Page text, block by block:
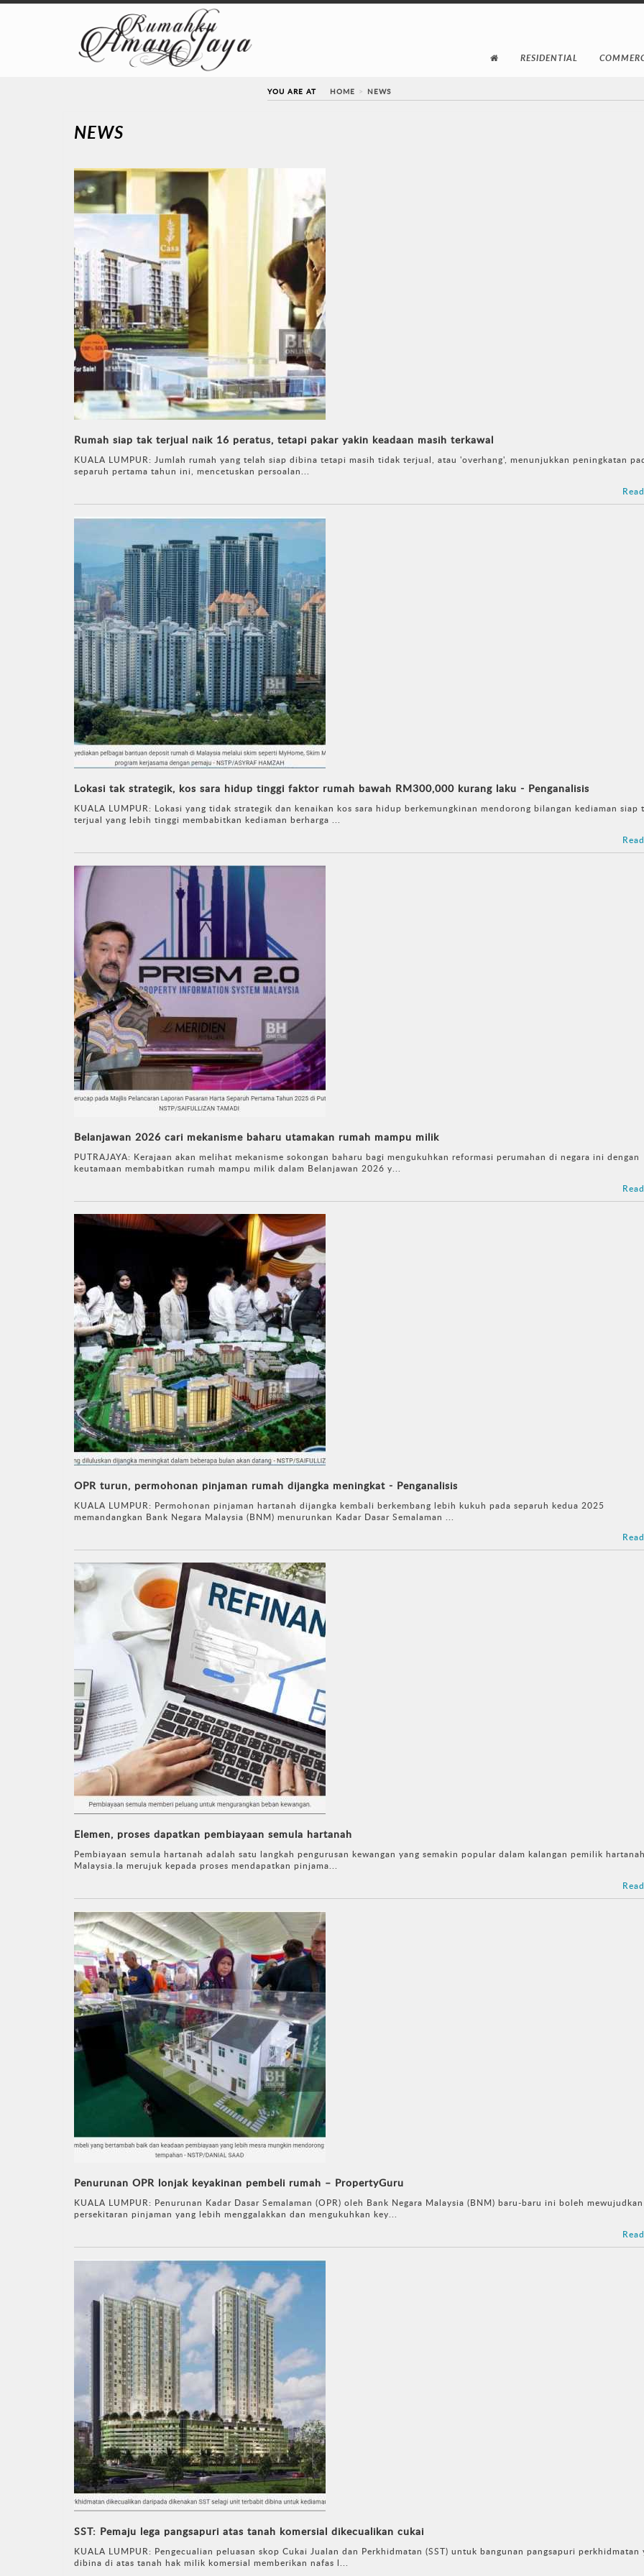
RESIDENTIAL
YOU ARE AT HOME NEWS
NEWS
Rumah siap tak terjual naik 16 peratus, tetapi pakar yakin keadaan masih terkawal
KUALA LUMPUR: Jumlah rumah yang telah siap dibina tetapi masih tidak terjual, atau 'overhang', menunjukkan peningkatan
separuh pertama tahun ini, mencetuskan persoalan...
Lokasi tak strategik, kos sara hidup tinggi faktor rumah bawah RM300,000 kurang laku - Penganalisis
KUALA LUMPUR: Lokasi yang tidak strategik dan kenaikan kos sara hidup berkemungkinan mendorong bilangan kediaman siap
terjual yang lebih tinggi membabitkan kediaman berharga ...
Belanjawan 2026 cari mekanisme baharu utamakan rumah mampu milik
PUTRAJAYA: Kerajaan akan melihat mekanisme sokongan baharu bagi mengukuhkan reformasi perumahan di negara ini dengan
keutamaan membabitkan rumah mampu milik dalam Belanjawan 2026 y...
OPR turun, permohonan pinjaman rumah dijangka meningkat - Penganalisis
KUALA LUMPUR: Permohonan pinjaman hartanah dijangka kembali berkembang lebih kukuh pada separuh kedua 2025
memandangkan Bank Negara Malaysia (BNM) menurunkan Kadar Dasar Semalaman ...
Elemen, proses dapatkan pembiayaan semula hartanah
Pembiayaan semula hartanah adalah satu langkah pengurusan kewangan yang semakin popular dalam kalangan pemilik
Malaysia.Ia merujuk kepada proses mendapatkan pinjama...
Penurunan OPR lonjak keyakinan pembeli rumah – PropertyGuru
KUALA LUMPUR: Penurunan Kadar Dasar Semalaman (OPR) oleh Bank Negara Malaysia (BNM) baru-baru ini boleh mewujudkan
persekitaran pinjaman yang lebih menggalakkan dan mengukuhkan key...
SST: Pemaju lega pangsapuri atas tanah komersial dikecualikan cukai
KUALA LUMPUR: Pengecualian peluasan skop Cukai Jualan dan Perkhidmatan (SST) untuk bangunan pangsapuri perkhidmatan
dibina di atas tanah hak milik komersial memberikan nafas l...